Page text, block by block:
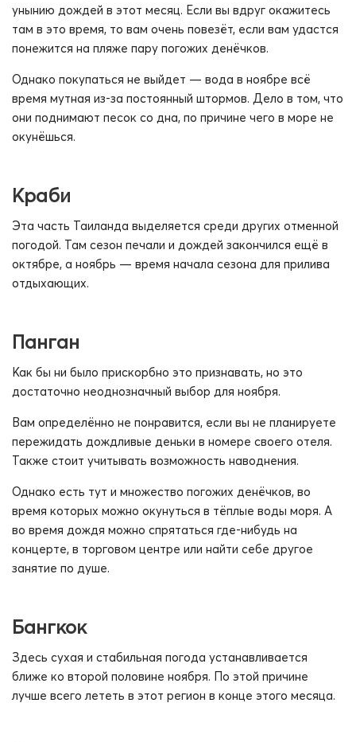
унынию дождей в этот месяц. Если вы вдруг окажитесь
там в это время, то вам очень повезёт, если вам удастся
понежится на пляже пару погожих денёчков.
Однако покупаться не выйдет — вода в ноябре всё
время мутная из-за постоянный штормов. Дело в том, что
они поднимают песок со дна, по причине чего в море не
окунёшься.
Краби
Эта часть Таиланда выделяется среди других отменной
погодой. Там сезон печали и дождей закончился ещё в
октябре, а ноябрь — время начала сезона для прилива
отдыхающих.
Панган
Как бы ни было прискорбно это признавать, но это
достаточно неоднозначный выбор для ноября.
Вам определённо не понравится, если вы не планируете
пережидать дождливые деньки в номере своего отеля.
Также стоит учитывать возможность наводнения.
Однако есть тут и множество погожих денёчков, во
время которых можно окунуться в тёплые воды моря. А
во время дождя можно спрятаться где-нибудь на
концерте, в торговом центре или найти себе другое
занятие по душе.
Бангкок
Здесь сухая и стабильная погода устанавливается
ближе ко второй половине ноября. По этой причине
лучше всего лететь в этот регион в конце этого месяца.